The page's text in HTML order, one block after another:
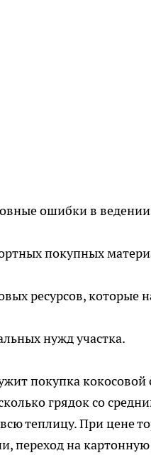
ошибки в ведении
покупных
ресурсов, которые
нужд участка.
покупка кокосовой
грядок со
теплицу. При цене
переход на